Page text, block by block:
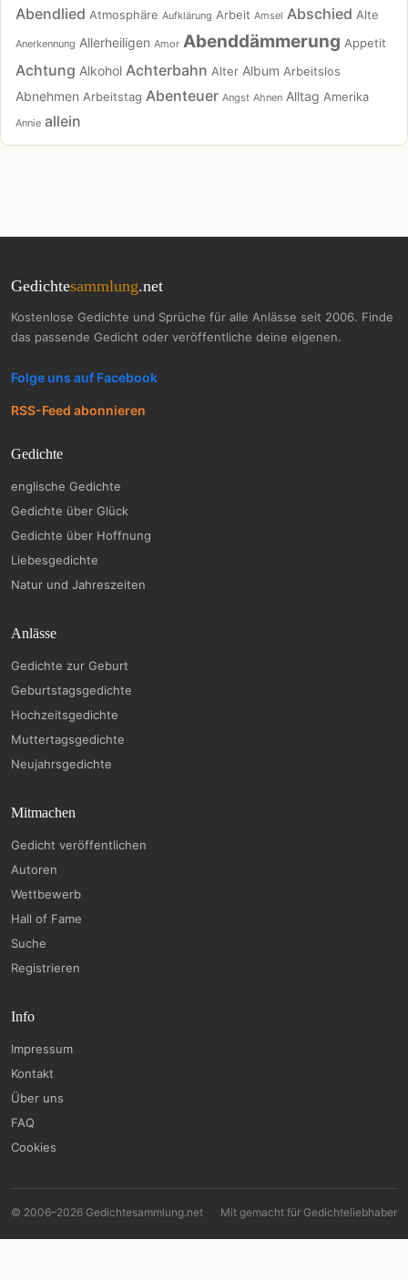
Abendlied Atmosphäre Aufklärung Arbeit Amsel Abschied Alte
Anerkennung Allerheiligen Amor Abenddämmerung Appetit
Achtung Alkohol Achterbahn Alter Album Arbeitslos
Abnehmen Arbeitstag Abenteuer Angst Ahnen Alltag Amerika
Annie allein
Gedichtesammlung.net
Kostenlose Gedichte und Sprüche für alle Anlässe seit 2006. Finde
das passende Gedicht oder veröffentliche deine eigenen.
Folge uns auf Facebook
RSS-Feed abonnieren
Gedichte
englische Gedichte
Gedichte über Glück
Gedichte über Hoffnung
Liebesgedichte
Natur und Jahreszeiten
Anlässe
Gedichte zur Geburt
Geburtstagsgedichte
Hochzeitsgedichte
Muttertagsgedichte
Neujahrsgedichte
Mitmachen
Gedicht veröffentlichen
Autoren
Wettbewerb
Hall of Fame
Suche
Registrieren
Info
Impressum
Kontakt
Über uns
FAQ
Cookies
© 2006–2026 Gedichtesammlung.net Mit gemacht für Gedichteliebhaber